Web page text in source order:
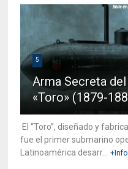
5
Arma Secreta
«Toro» (1879-
El “Toro”, diseñado y
fue el primer submarino
Latinoamérica desarr...
+Info